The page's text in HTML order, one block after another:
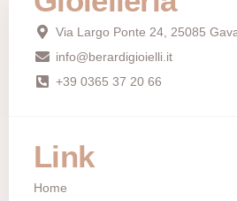
Via Largo Ponte 24, 25085
info@berardigioielli.it
+39 0365 37 20 66
Link
Home